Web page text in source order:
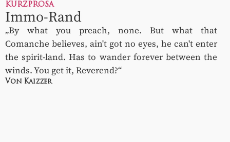
KURZPROSA
Immo-Rand
„By what you preach, none. But what that
Comanche believes, ain't got no eyes, he can't enter
the spirit-land. Has to wander forever between the
winds. You get it, Reverend?“
Von Kaizzer